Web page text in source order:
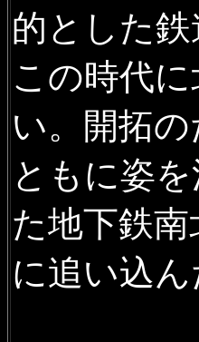
2021年10
2021年8
駅、新十
2021年3
の写真、大
2021年3
真を追加
2021年3
的とした
この時代
い。開拓
ともに姿
た地下鉄
に追い込ん